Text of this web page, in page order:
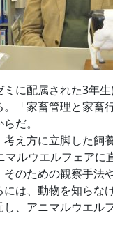
に配属された3年
「家畜管理と家畜
だ。
え方に立脚した飼
マルウエルフェア
のための観察手法
は、動物を知らな
、アニマルウエル